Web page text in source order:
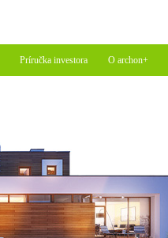
Príručka investora O archon+